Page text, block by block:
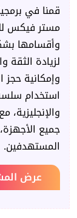
قمنا في
مستر فيكس
وأقسامها
لزيادة الثقة
وإمكانية حجز
استخدام
والإنجليزية،
المستهدفين.
عرض